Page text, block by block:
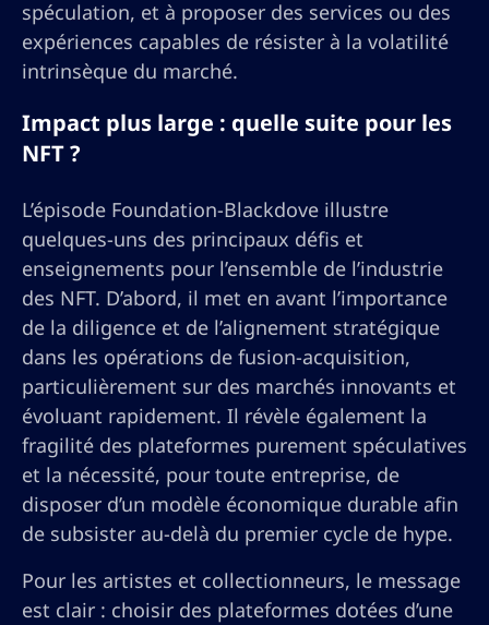
spéculation, et à proposer des services ou des
expériences capables de résister à la volatilité
intrinsèque du marché.
Impact plus large : quelle suite pour les
NFT ?
L’épisode Foundation-Blackdove illustre
quelques-uns des principaux défis et
enseignements pour l’ensemble de l’industrie
des NFT. D’abord, il met en avant l’importance
de la diligence et de l’alignement stratégique
dans les opérations de fusion-acquisition,
particulièrement sur des marchés innovants et
évoluant rapidement. Il révèle également la
fragilité des plateformes purement spéculatives
et la nécessité, pour toute entreprise, de
disposer d’un modèle économique durable afin
de subsister au-delà du premier cycle de hype.
Pour les artistes et collectionneurs, le message
est clair : choisir des plateformes dotées d’une